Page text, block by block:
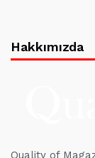
Hakkımızda
Quality of